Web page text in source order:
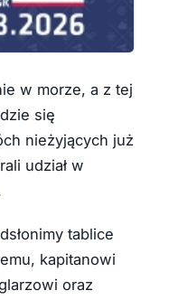
w morze, a z tej
się
nieżyjących już
udział w
tablice
kapitanowi
oraz